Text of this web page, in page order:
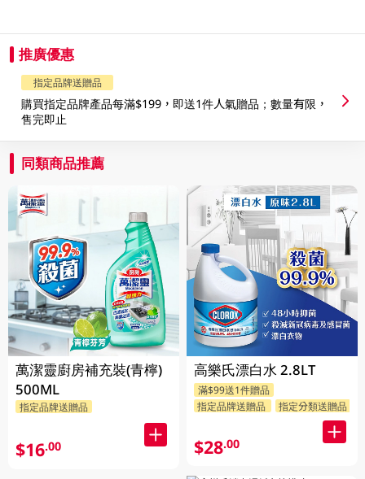
推廣優惠
指定品牌送贈品
購買指定品牌產品每滿$199，即送1件人氣贈品；數量有限，
售完即止
同類商品推薦
萬潔靈廚房補充裝(青檸)
500ML
指定品牌送贈品
$16.00
高樂氏漂白水 2.8LT
滿$99送1件贈品
指定品牌送贈品
指定分類送贈品
$28.00